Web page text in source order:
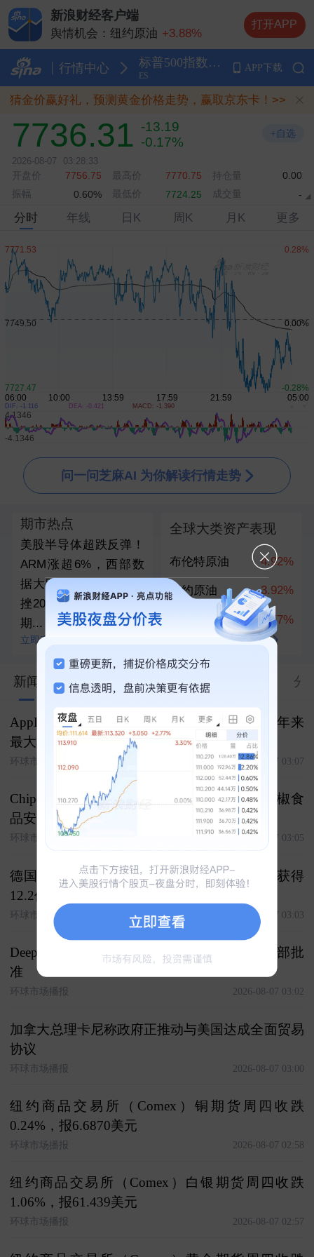
新浪财经客户端
舆情机会： 纽约原油 +3.88%
舆情机会：纽约黄金 -0.24%
舆情机会：
纳斯达克指数期货 -0.29%
舆情机会：伦敦金（现货黄金） -0.21%
舆情机会：布伦特原油 +4.88%
打开APP
行情中心 标普500指数期货
ES
APP下载
猜金价赢好礼，预测黄金价格走势，赢取京东卡！>>
7736.31 -13.19
-0.17%
2026-08-07 03:28:33
开盘价 7756.75 最高价 7770.75 持仓量
0.00
振幅
0.60% 最低价 7724.25 成交量 -
+自选
分时 年线 日K 周K 月K 更多
DIF: -1.116 DEA: -0.421 MACD: -1.390
问一问芝麻AI 为你解读行情走势
期市热点
美股半导体超跌反弹！
ARM涨超6%，西部数
据大跌10%，AI巨头重
挫20%，美联储加息预
期...
立即查看
全球大类资产表现
布伦特原油 4.92%
纽约原油 3.92%
上证指数 0.57%
查看全部100+资产对比
新闻 股市汇
91.56万
关联 大V 合约 分
AppLovin人工智能业务受挫，股价料创逾一年来
最大单日跌幅
环球市场播报 2026-08-07 03:07
Chipotle股价延续跌势，但分析师对墨西哥辣椒食
品安全风波并不担忧
环球市场播报 2026-08-07 03:05
德国RWE公司已与美政府达成和解协议，将获得
12.2亿美元相关索赔
环球市场播报 2026-08-07 03:03
Deep Fission核反应堆设计协议获得美国能源部批
准
环球市场播报 2026-08-07 03:02
加拿大总理卡尼称政府正推动与美国达成全面贸易
协议
环球市场播报 2026-08-07 03:00
纽约商品交易所（Comex）铜期货周四收跌
0.24%，报6.6870美元
环球市场播报 2026-08-07 02:58
纽约商品交易所（Comex）白银期货周四收跌
1.06%，报61.439美元
环球市场播报 2026-08-07 02:57